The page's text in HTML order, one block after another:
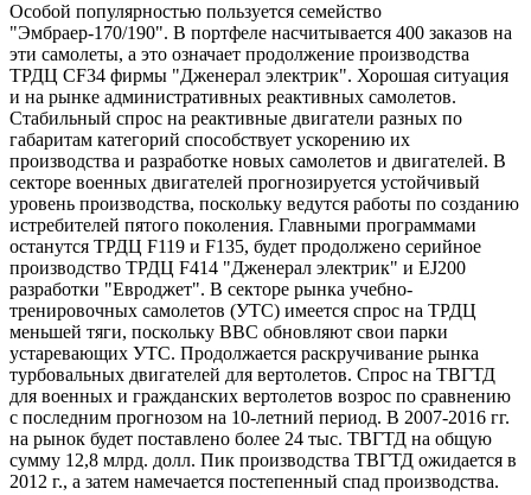
Особой популярностью пользуется семейство
"Эмбраер-170/190". В портфеле насчитывается 400 заказов на
эти самолеты, а это означает продолжение производства
ТРДЦ CF34 фирмы "Дженерал электрик". Хорошая ситуация
и на рынке административных реактивных самолетов.
Стабильный спрос на реактивные двигатели разных по
габаритам категорий способствует ускорению их
производства и разработке новых самолетов и двигателей. В
секторе военных двигателей прогнозируется устойчивый
уровень производства, поскольку ведутся работы по созданию
истребителей пятого поколения. Главными программами
останутся ТРДЦ F119 и F135, будет продолжено серийное
производство ТРДЦ F414 "Дженерал электрик" и EJ200
разработки "Евроджет". В секторе рынка учебно-
тренировочных самолетов (УТС) имеется спрос на ТРДЦ
меньшей тяги, поскольку ВВС обновляют свои парки
устаревающих УТС. Продолжается раскручивание рынка
турбовальных двигателей для вертолетов. Спрос на ТВГТД
для военных и гражданских вертолетов возрос по сравнению
с последним прогнозом на 10-летний период. В 2007-2016 гг.
на рынок будет поставлено более 24 тыс. ТВГТД на общую
сумму 12,8 млрд. долл. Пик производства ТВГТД ожидается в
2012 г., а затем намечается постепенный спад производства.